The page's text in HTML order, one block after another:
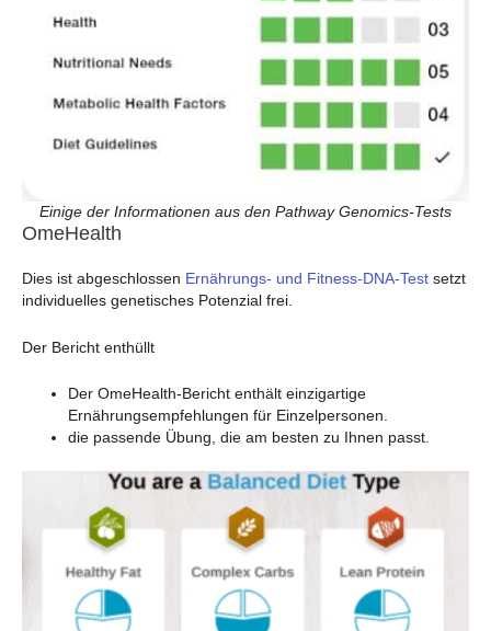
Einige der Informationen aus den Pathway Genomics-Tests
OmeHealth
Dies ist abgeschlossen Ernährungs- und Fitness-DNA-Test setzt
individuelles genetisches Potenzial frei.
Der Bericht enthüllt
Der OmeHealth-Bericht enthält einzigartige
Ernährungsempfehlungen für Einzelpersonen.
die passende Übung, die am besten zu Ihnen passt.